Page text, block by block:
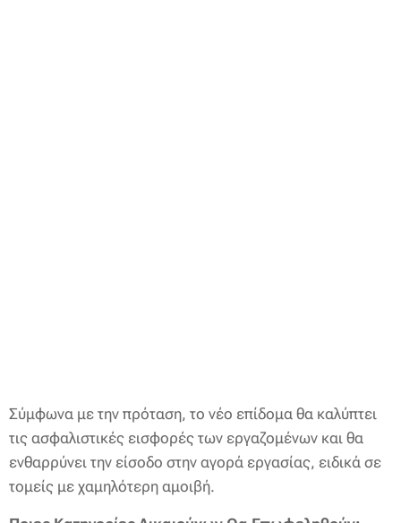
Σύμφωνα με την πρόταση, το νέο επίδομα θα καλύπτει
τις ασφαλιστικές εισφορές των εργαζομένων και θα
ενθαρρύνει την είσοδο στην αγορά εργασίας, ειδικά σε
τομείς με χαμηλότερη αμοιβή.